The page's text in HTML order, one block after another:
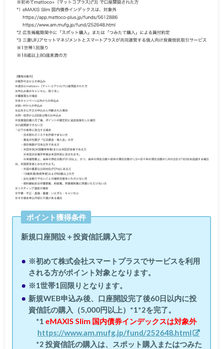
ポイント獲得条件
新規口座開設＋投資信託購入完了
※初めて株式会社スマートプラスでサービスを利用
される方がポイント対象となります。
※1世帯1回限りとなります。
新規WEB申込み後、口座開設完了後60日以内に投
資信託の購入（5,000円以上）*1*2を完了。
*1 eMAXIS Slim 国内債券インデックスは対象外
https://www.am.mufg.jp/fund/252648.html
*2 投資信託の購入は、スポット購入またはつみた